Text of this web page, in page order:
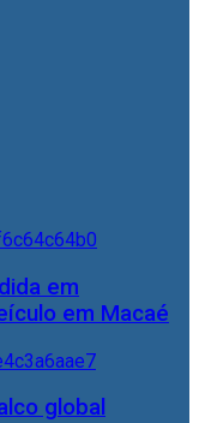
em
em Macaé
global